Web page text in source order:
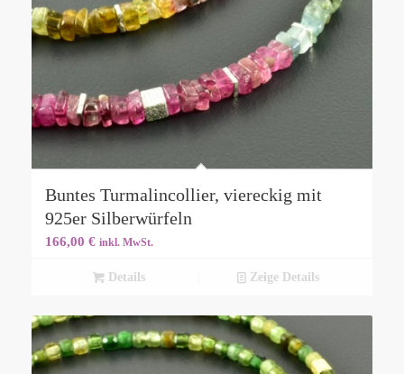
Buntes Turmalincollier, viereckig mit
925er Silberwürfeln
166,00 € inkl. MwSt.
Details Zeige Details